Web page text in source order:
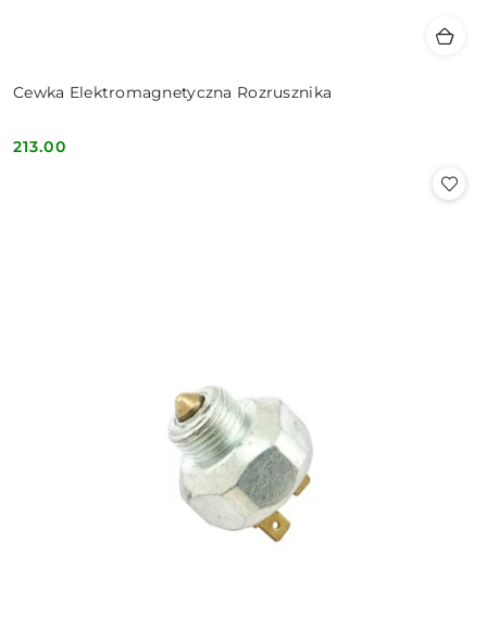
Cewka Elektromagnetyczna Rozrusznika
Cena:
213.00